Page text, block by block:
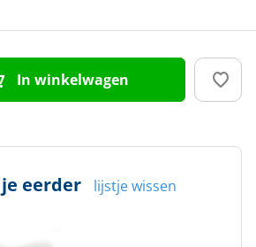
In winkelwagen
eerder lijstje wissen